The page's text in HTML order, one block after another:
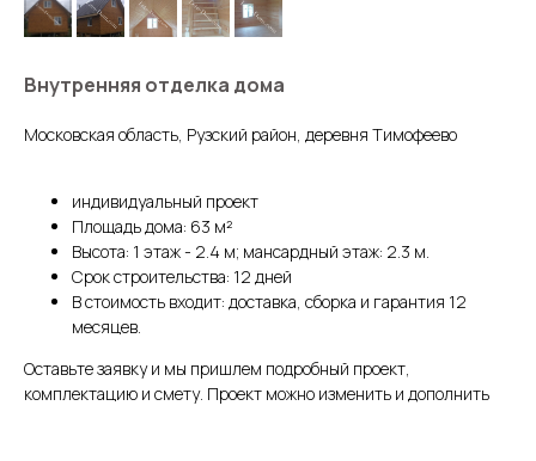
Внутренняя отделка дома
Московская область, Рузский район, деревня Тимофеево
индивидуальный проект
Площадь дома: 63 м²
Высота: 1 этаж - 2.4 м; мансардный этаж: 2.3 м.
Срок строительства: 12 дней
В стоимость входит: доставка, сборка и гарантия 12
месяцев.
Оставьте заявку и мы пришлем подробный проект,
комплектацию и смету. Проект можно изменить и дополнить